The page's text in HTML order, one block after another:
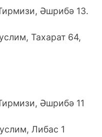
Әшрибә 13.
Тахарат 64,
Әшрибә 11
Либас 1